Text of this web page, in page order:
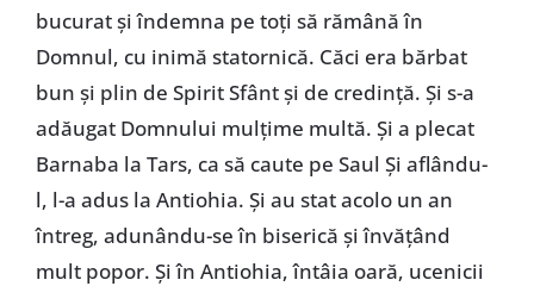
bucurat și îndemna pe toți să rămână în
Domnul, cu inimă statornică. Căci era bărbat
bun și plin de Spirit Sfânt și de credință. Și s-a
adăugat Domnului mulțime multă. Și a plecat
Barnaba la Tars, ca să caute pe Saul Și aflându-
l, l-a adus la Antiohia. Și au stat acolo un an
întreg, adunându-se în biserică și învățând
mult popor. Și în Antiohia, întâia oară, ucenicii